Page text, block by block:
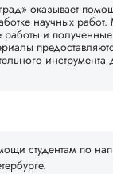
оказывает
научных
работы и полученные
студентам по